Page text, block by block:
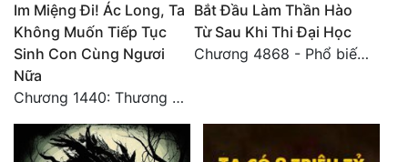
Im Miệng Đi! Ác Long, Ta
Không Muốn Tiếp Tục
Sinh Con Cùng Ngươi
Nữa
Chương 1440: Thương Hoành Vạn Vật (7)
Bắt Đầu Làm Thần Hào
Từ Sau Khi Thi Đại Học
Chương 4868 - Phổ biến Hạ Quốc tệ!